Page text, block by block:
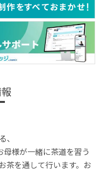
様が一緒に茶道を習う
茶を通して行います。お